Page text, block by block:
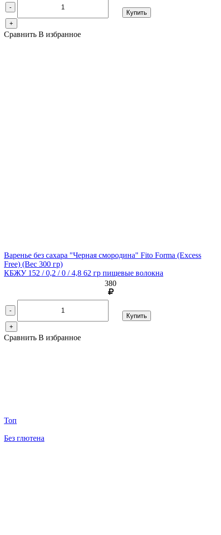
-
+
Купить
Сравнить В избранное
Варенье без сахара "Черная смородина" Fito Forma (Excess
Free) (Вес 300 гр)
КБЖУ 152 / 0,2 / 0 / 4,8 62 гр пищевые волокна
380
-
+
Купить
Сравнить В избранное
Топ
Без глютена